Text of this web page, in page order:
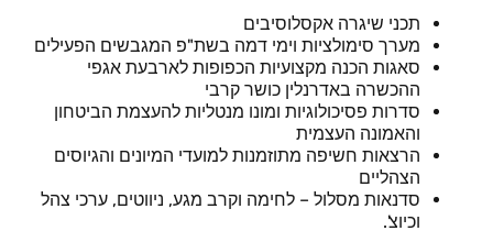
תכני שיגרה אקסלוסיבים
מערך סימולציות וימי דמה בשת"פ המגבשים הפעילים
סאגות הכנה מקצועיות הכפופות לארבעת אגפי
ההכשרה באדרנלין כושר קרבי
סדרות פסיכולוגיות ומונו מנטליות להעצמת הביטחון
והאמונה העצמית
הרצאות חשיפה מתוזמנות למועדי המיונים והגיוסים
הצהליים
סדנאות מסלול – לחימה וקרב מגע, ניווטים, ערכי צהל
וכיוצ'.